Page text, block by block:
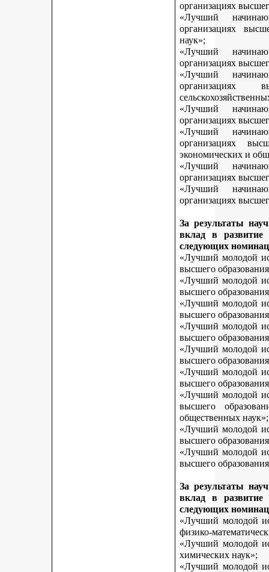
организациях
«Лучший
организациях
наук»;
«Лучший
организациях
«Лучший
организациях
«Лучший
организациях
«Лучший
организациях
экономических и
«Лучший
организациях
«Лучший
организациях
За результаты
вклад в развитие
следующих
«Лучший молодой
высшего
«Лучший молодой
высшего
«Лучший молодой
высшего
«Лучший молодой
высшего
«Лучший молодой
высшего
«Лучший молодой
высшего
«Лучший молодой
высшего
общественных наук»;
«Лучший молодой
высшего
«Лучший молодой
высшего
За результаты
вклад в развитие
следующих
«Лучший молодой
физико-
«Лучший молодой
химических наук»;
«Лучший молодой